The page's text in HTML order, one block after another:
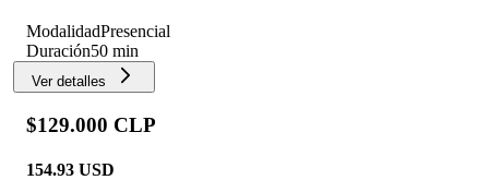
ModalidadPresencial
Duración50 min
Ver detalles
$129.000 CLP
154.93 USD